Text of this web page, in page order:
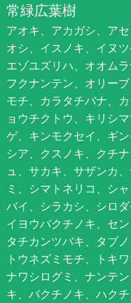
常緑広葉樹
アオキ、アカガシ、ア
オシ、イスノキ、イヌ
エゾユズリハ、オオム
フクナンテン、オリー
モチ、カラタチバナ、
ョウチクトウ、キリシ
ゲ、キンモクセイ、ギ
シア、クスノキ、クチ
ュ、サカキ、サザンカ
ミ、シマトネリコ、シ
バイ、シラカシ、シロ
イヨウバクチノキ、セ
タチカンツバキ、タブ
トウネズミモチ、トキ
ナワシログミ、ナンテ
キ、バクチノキ、ハク